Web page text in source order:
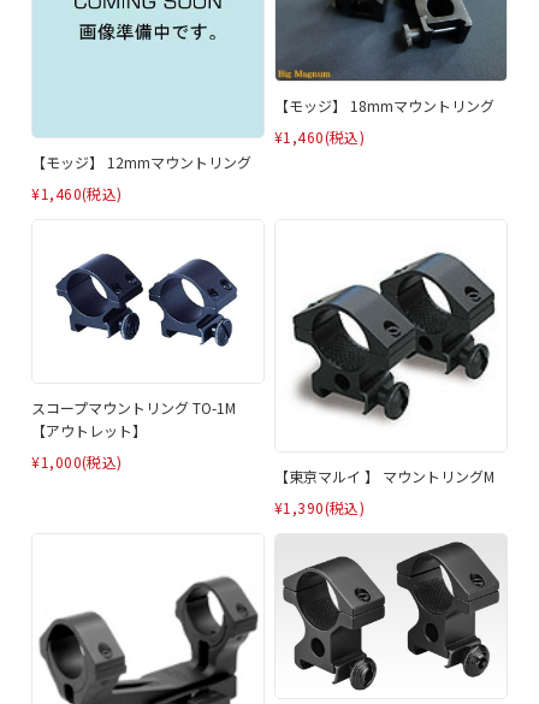
【モッジ】 12mmマウントリング
¥1,460(税込)
【モッジ】 18mmマウントリング
¥1,460(税込)
スコープマウントリング TO-1M
【アウトレット】
¥1,000(税込)
【東京マルイ 】 マウントリングM
¥1,390(税込)